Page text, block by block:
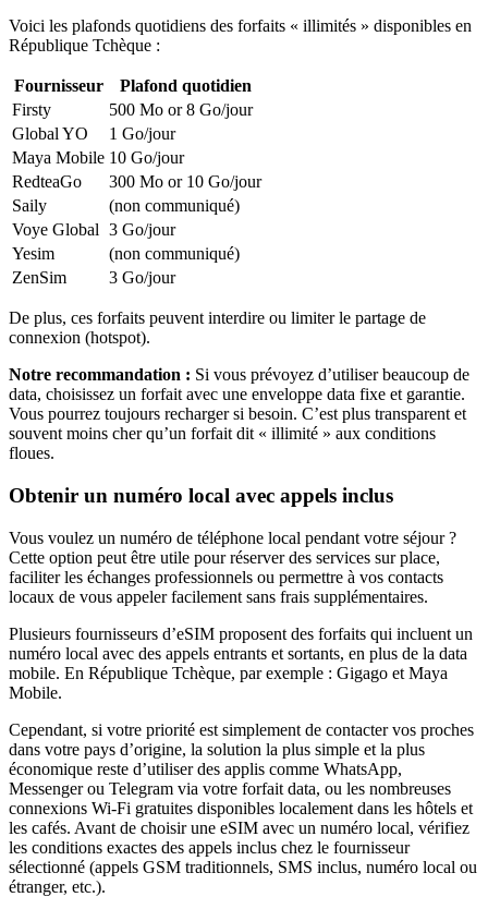
Voici les plafonds quotidiens des forfaits « illimités » disponibles en
République Tchèque :
Fournisseur
Plafond quotidien
Firsty
500 Mo or 8 Go/jour
Global YO
1 Go/jour
Maya Mobile 10 Go/jour
RedteaGo
300 Mo or 10 Go/jour
Saily
(non communiqué)
Voye Global 3 Go/jour
Yesim
(non communiqué)
ZenSim
3 Go/jour
De plus, ces forfaits peuvent interdire ou limiter le partage de
connexion (hotspot).
Notre recommandation : Si vous prévoyez d’utiliser beaucoup de
data, choisissez un forfait avec une enveloppe data fixe et garantie.
Vous pourrez toujours recharger si besoin. C’est plus transparent et
souvent moins cher qu’un forfait dit « illimité » aux conditions
floues.
Obtenir un numéro local avec appels inclus
Vous voulez un numéro de téléphone local pendant votre séjour ?
Cette option peut être utile pour réserver des services sur place,
faciliter les échanges professionnels ou permettre à vos contacts
locaux de vous appeler facilement sans frais supplémentaires.
Plusieurs fournisseurs d’eSIM proposent des forfaits qui incluent un
numéro local avec des appels entrants et sortants, en plus de la data
mobile. En République Tchèque, par exemple : Gigago et Maya
Mobile.
Cependant, si votre priorité est simplement de contacter vos proches
dans votre pays d’origine, la solution la plus simple et la plus
économique reste d’utiliser des applis comme WhatsApp,
Messenger ou Telegram via votre forfait data, ou les nombreuses
connexions Wi‑Fi gratuites disponibles localement dans les hôtels et
les cafés. Avant de choisir une eSIM avec un numéro local, vérifiez
les conditions exactes des appels inclus chez le fournisseur
sélectionné (appels GSM traditionnels, SMS inclus, numéro local ou
étranger, etc.).